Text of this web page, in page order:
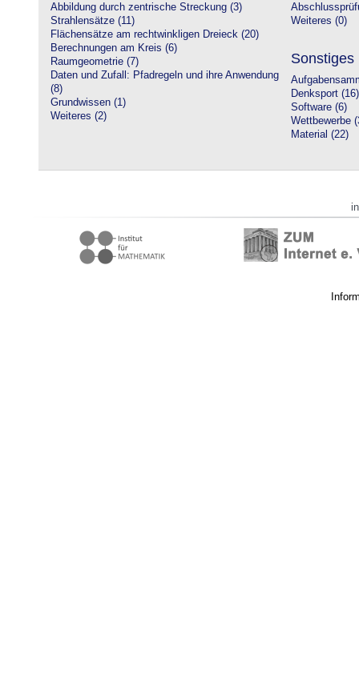
Abbildung durch zentrische Streckung (3)
Strahlensätze (11)
Flächensätze am rechtwinkligen Dreieck (20)
Berechnungen am Kreis (6)
Raumgeometrie (7)
Daten und Zufall: Pfadregeln und ihre Anwendung
(8)
Grundwissen (1)
Weiteres (2)
Weiteres (0)
Sonstiges
Denksport (16)
Software (6)
Wettbewerbe
Material (22)